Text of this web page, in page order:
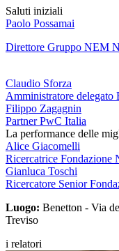
Saluti iniziali
Paolo Possamai
Direttore Gruppo NEM
Claudio Sforza
Amministratore delegato
Filippo Zagagnin
Partner PwC Italia
La performance delle
Alice Giacomelli
Ricercatrice Fondazione
Gianluca Toschi
Ricercatore Senior
Luogo: Benetton - Via
Treviso
i relatori